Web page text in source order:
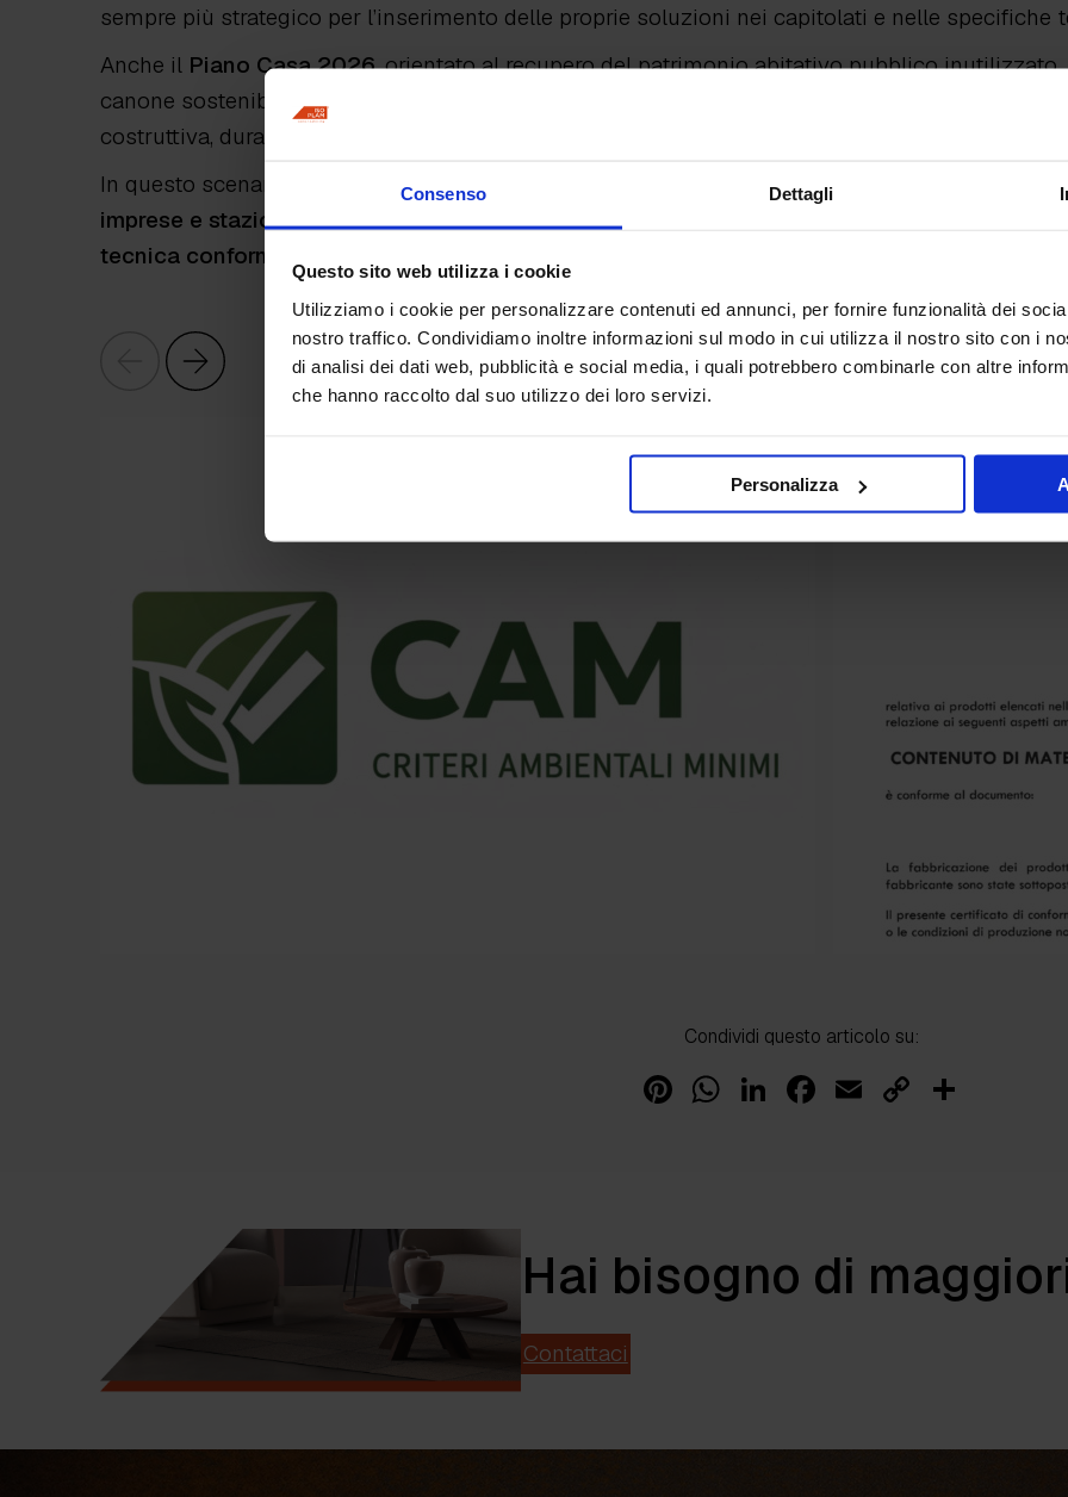
Consenso Dettagli
Questo sito web utilizza i cookie
Utilizziamo i cookie per personalizzare contenuti ed annunci, per fornire funzionalità dei
nostro traffico. Condividiamo inoltre informazioni sul modo in cui utilizza il nostro sito con i
di analisi dei dati web, pubblicità e social media, i quali potrebbero combinarle con altre
che hanno raccolto dal suo utilizzo dei loro servizi.
Personalizza
sempre più strategico per l’inserimento delle proprie soluzioni nei capitolati e nelle specifiche
Anche il Piano Casa 2026, orientato al recupero del patrimonio abitativo pubblico inutilizzato,
canone sostenibile e alla rigenerazione urbana, conferma l’attenzione crescente verso
costruttiva, durabilità, efficienza e sostenibilità documentata.
In questo scenario,
la certificazione dell’intera gamma di prodotti Isoplam secondo UNI/
imprese e stazioni appaltanti di individuare nell’azienda soluzioni cementizie continue già
tecnica conforme alle richieste del settore pubblico
Condividi questo articolo su:
Pinterest
WhatsApp
LinkedIn
Facebook
EmailCopy
Hai bisogno di
Contattaci